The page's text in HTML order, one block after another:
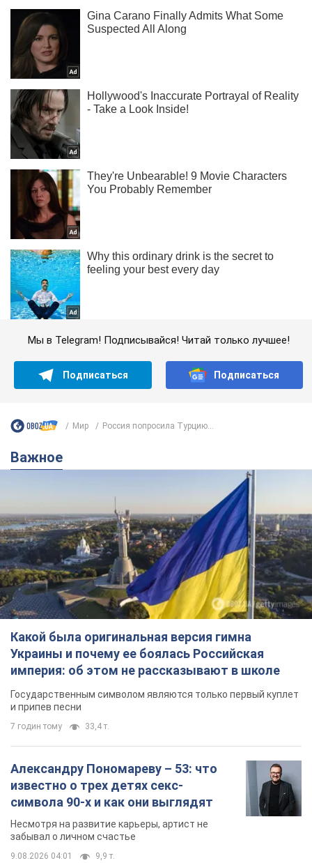
Мы в Telegram! Подписывайся! Читай только лучшее!
Подписаться Подписаться
Мир Россия попросила Турцию...
Важное
Какой была оригинальная версия гимна
Украины и почему ее боялась Российская
империя: об этом не рассказывают в школе
Государственным символом являются только первый куплет
и припев песни
7 годин тому 33,4 т.
Александру Пономареву – 53: что
известно о трех детях секс-
символа 90-х и как они выглядят
Несмотря на развитие карьеры, артист не
забывал о личном счастье
9.08.2026 04:01 9,9 т.